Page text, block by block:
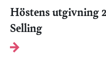
Höstens utgivning
Selling